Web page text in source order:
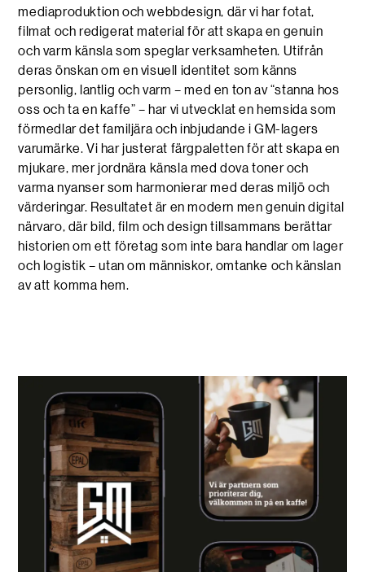
mediaproduktion och webbdesign, där vi har fotat,
filmat och redigerat material för att skapa en genuin
och varm känsla som speglar verksamheten. Utifrån
deras önskan om en visuell identitet som känns
personlig, lantlig och varm – med en ton av “stanna hos
oss och ta en kaffe” – har vi utvecklat en hemsida som
förmedlar det familjära och inbjudande i GM-lagers
varumärke. Vi har justerat färgpaletten för att skapa en
mjukare, mer jordnära känsla med dova toner och
varma nyanser som harmonierar med deras miljö och
värderingar. Resultatet är en modern men genuin digital
närvaro, där bild, film och design tillsammans berättar
historien om ett företag som inte bara handlar om lager
och logistik – utan om människor, omtanke och känslan
av att komma hem.